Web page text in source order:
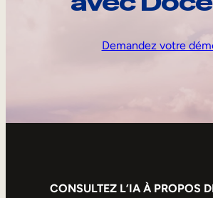
Demandez votre
CONSULTEZ L’IA À PROPOS